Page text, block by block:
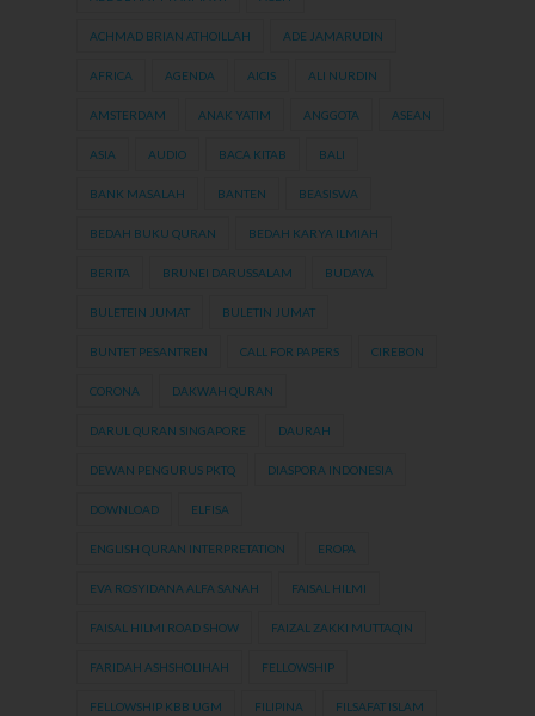
ACHMAD BRIAN ATHOILLAH ADE JAMARUDIN
AFRICA AGENDA AICIS ALI NURDIN
AMSTERDAM ANAK YATIM ANGGOTA ASEAN
ASIA AUDIO BACA KITAB BALI
BANK MASALAH BANTEN BEASISWA
BEDAH BUKU QURAN BEDAH KARYA ILMIAH
BERITA BRUNEI DARUSSALAM BUDAYA
BULETEIN JUMAT BULETIN JUMAT
BUNTET PESANTREN CALL FOR PAPERS CIREBON
CORONA DAKWAH QURAN
DARUL QURAN SINGAPORE DAURAH
DEWAN PENGURUS PKTQ DIASPORA INDONESIA
DOWNLOAD ELFISA
ENGLISH QURAN INTERPRETATION EROPA
EVA ROSYIDANA ALFA SANAH FAISAL HILMI
FAISAL HILMI ROAD SHOW FAIZAL ZAKKI MUTTAQIN
FARIDAH ASHSHOLIHAH FELLOWSHIP
FELLOWSHIP KBB UGM FILIPINA FILSAFAT ISLAM